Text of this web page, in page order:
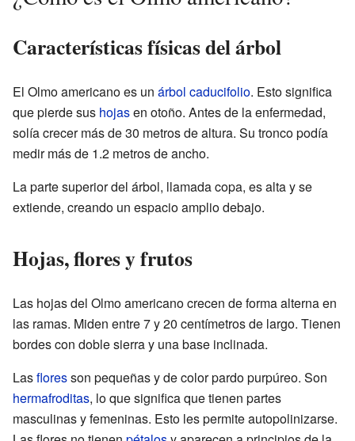
Características físicas del árbol
El Olmo americano es un árbol caducifolio. Esto significa
que pierde sus hojasen otoño. Antes de la enfermedad,
solía crecer más de 30 metros de altura. Su tronco podía
medir más de 1.2 metros de ancho.
La parte superior del árbol, llamada copa, es alta y se
extiende, creando un espacio amplio debajo.
Hojas, flores y frutos
Las hojas del Olmo americano crecen de forma alterna en
las ramas. Miden entre 7 y 20 centímetros de largo. Tienen
bordes con doble sierra y una base inclinada.
Lasfloresson pequeñas y de color pardo purpúreo. Son
hermafroditas, lo que significa que tienen partes
masculinas y femeninas. Esto les permite autopolinizarse.